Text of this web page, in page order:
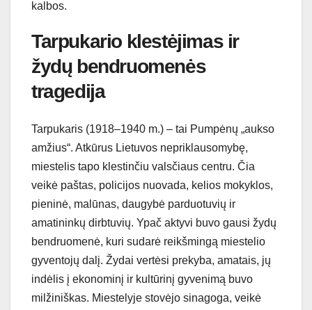
kalbos.
Tarpukario klestėjimas ir
žydų bendruomenės
tragedija
Tarpukaris (1918–1940 m.) – tai Pumpėnų „aukso
amžius“. Atkūrus Lietuvos nepriklausomybę,
miestelis tapo klestinčiu valsčiaus centru. Čia
veikė paštas, policijos nuovada, kelios mokyklos,
pieninė, malūnas, daugybė parduotuvių ir
amatininkų dirbtuvių. Ypač aktyvi buvo gausi žydų
bendruomenė, kuri sudarė reikšmingą miestelio
gyventojų dalį. Žydai vertėsi prekyba, amatais, jų
indėlis į ekonominį ir kultūrinį gyvenimą buvo
milžiniškas. Miestelyje stovėjo sinagoga, veikė